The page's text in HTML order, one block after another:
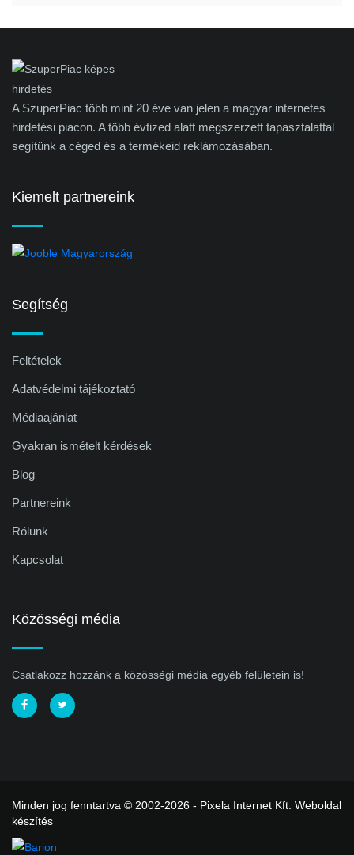
A SzuperPiac több mint 20 éve van jelen a magyar internetes
hirdetési piacon. A több évtized alatt megszerzett tapasztalattal
segítünk a céged és a termékeid reklámozásában.
Kiemelt partnereink
Segítség
Feltételek
Adatvédelmi tájékoztató
Médiaajánlat
Gyakran ismételt kérdések
Blog
Partnereink
Rólunk
Kapcsolat
Közösségi média
Csatlakozz hozzánk a közösségi média egyéb felületein is!
Minden jog fenntartva © 2002-2026 - Pixela Internet Kft. Weboldal
készítés